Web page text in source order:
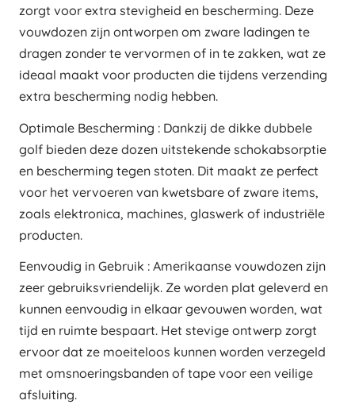
zorgt voor extra stevigheid en bescherming. Deze
vouwdozen zijn ontworpen om zware ladingen te
dragen zonder te vervormen of in te zakken, wat ze
ideaal maakt voor producten die tijdens verzending
extra bescherming nodig hebben.
Optimale Bescherming : Dankzij de dikke dubbele
golf bieden deze dozen uitstekende schokabsorptie
en bescherming tegen stoten. Dit maakt ze perfect
voor het vervoeren van kwetsbare of zware items,
zoals elektronica, machines, glaswerk of industriële
producten.
Eenvoudig in Gebruik : Amerikaanse vouwdozen zijn
zeer gebruiksvriendelijk. Ze worden plat geleverd en
kunnen eenvoudig in elkaar gevouwen worden, wat
tijd en ruimte bespaart. Het stevige ontwerp zorgt
ervoor dat ze moeiteloos kunnen worden verzegeld
met omsnoeringsbanden of tape voor een veilige
afsluiting.